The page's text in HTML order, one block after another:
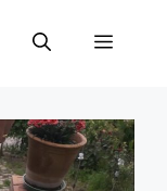
Menu